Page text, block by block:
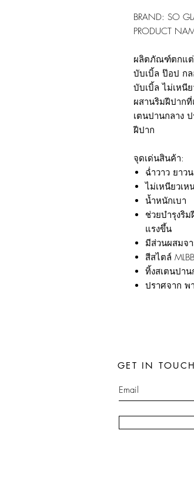
BRAND: SO
PRODUCT
ผลิตภัณฑ์ตกแต่
บับเบิ้ล ป๊อป ก
บับเบิ้ล ไม่เหนี
ผสานริมฝีปาก
เตนปานกลาง
ฝีปาก
จุดเด่นสินค้า:
ฉ่ำวาว ยาว
ไม่เหนียวเห
น้ำหนักเบา
ช่วยบำรุงริ
แรงขึ้น
มีส่วนผสมจ
สีสไตล์ MLBB
ทิ้งสเตนปาน
ปราศจาก พ
GET IN